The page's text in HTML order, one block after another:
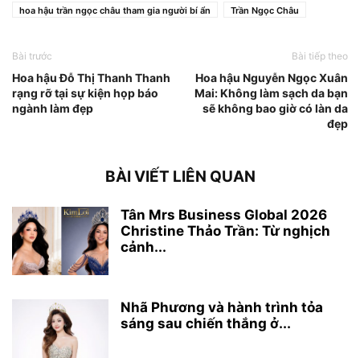
hoa hậu trần ngọc châu tham gia người bí ẩn
Trần Ngọc Châu
Bài trước
Hoa hậu Đỗ Thị Thanh Thanh
rạng rỡ tại sự kiện họp báo
ngành làm đẹp
Bài tiếp theo
Hoa hậu Nguyễn Ngọc Xuân
Mai: Không làm sạch da bạn
sẽ không bao giờ có làn da
đẹp
BÀI VIẾT LIÊN QUAN
Tân Mrs Business Global 2026
Christine Thảo Trần: Từ nghịch
cảnh...
Nhã Phương và hành trình tỏa
sáng sau chiến thắng ở...